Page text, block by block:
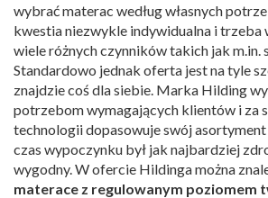
wybrać materac według własnych
kwestia niezwykle indywidualna i trzeba
wiele różnych czynników takich jak m.in.
Standardowo jednak oferta jest na tyle
znajdzie coś dla siebie. Marka Hilding
potrzebom wymagających klientów i za
technologii dopasowuje swój
czas wypoczynku był jak najbardziej
wygodny. W ofercie Hildinga można
materace z regulowanym poziomem